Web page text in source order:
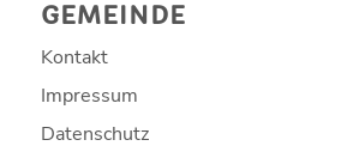
GEMEINDE
Kontakt
Impressum
Datenschutz